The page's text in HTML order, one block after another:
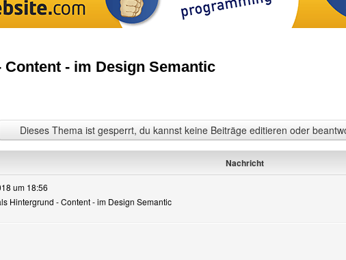
- im Design Semantic
Dieses Thema ist gesperrt, du kannst keine Beiträge editieren oder
Nachricht
um 18:56
Hintergrund - Content - im Design Semantic